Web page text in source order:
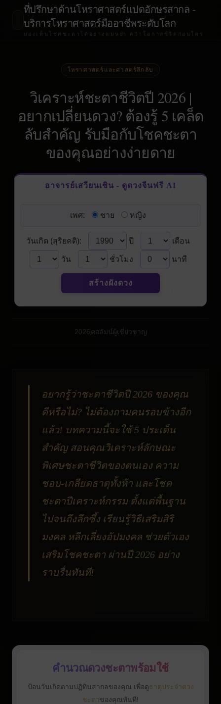
ที่ปรึกษาด้านโหราศาสตร์แปดอักษรสากล -
บริการโหราศาสตร์มืออาชีพระดับโลก
มองเห็นโชคชะตาได้อย่างแม่นยำ คว้าโอกาสชีวิตก่อนใคร
โหราศาสตร์และศาสตร์ลึกลับ
วิเคราะห์ชะตาชีวิตปี 2026 |
อยากเปลี่ยนดวง? ต้องรู้ 5 เคล็ด
ลับสำคัญ รับมือกับโชคชะตา
ของคุณอย่างง่ายดาย
อาจารย์เสวียนเซิน - ดูดวงจีนฟรี AI
เพศ: ชาย หญิง
วันเกิด (สุริยคติ): ปี เดือน
วัน ชั่วโมง นาที
สร้างผังดวง
2026คอลัมน์ผู้เชี่ยวชาญ
อยากรู้ว่าชะตาชีวิตปี 2026 ของคุณ
ดีหรือไม่? ไม่ต้องถามคนรอบข้างอีก
แล้ว! บทความนี้จะใช้ 5 ประเด็น
สำคัญ สอนคุณวิเคราะห์ลักษณะ
พิเศษชะตาชีวิตของตนเอง ความ
ชอบ-เกลียดธาตุทั้งห้า และโชค
ชะตาปีเคราะห์กรรม ตั้งแต่พื้นฐาน
ไปจนถึงลึกซึ้ง เรียนรู้วิธีเสริมสิริ
มงคล หลีกเลี่ยงอัปมงคล ช่วยตัวเอง
เสริมโชคชะตา ผ่านปี 2026 อย่าง
ราบรื่นทันที!
คำนวณดวงชะตาพร้อมใช้
ป้อนวันเกิดตามปฏิทินสากลของคุณ เพื่อดูธาตุประจำดวง
ชะตาของคุณทันที!